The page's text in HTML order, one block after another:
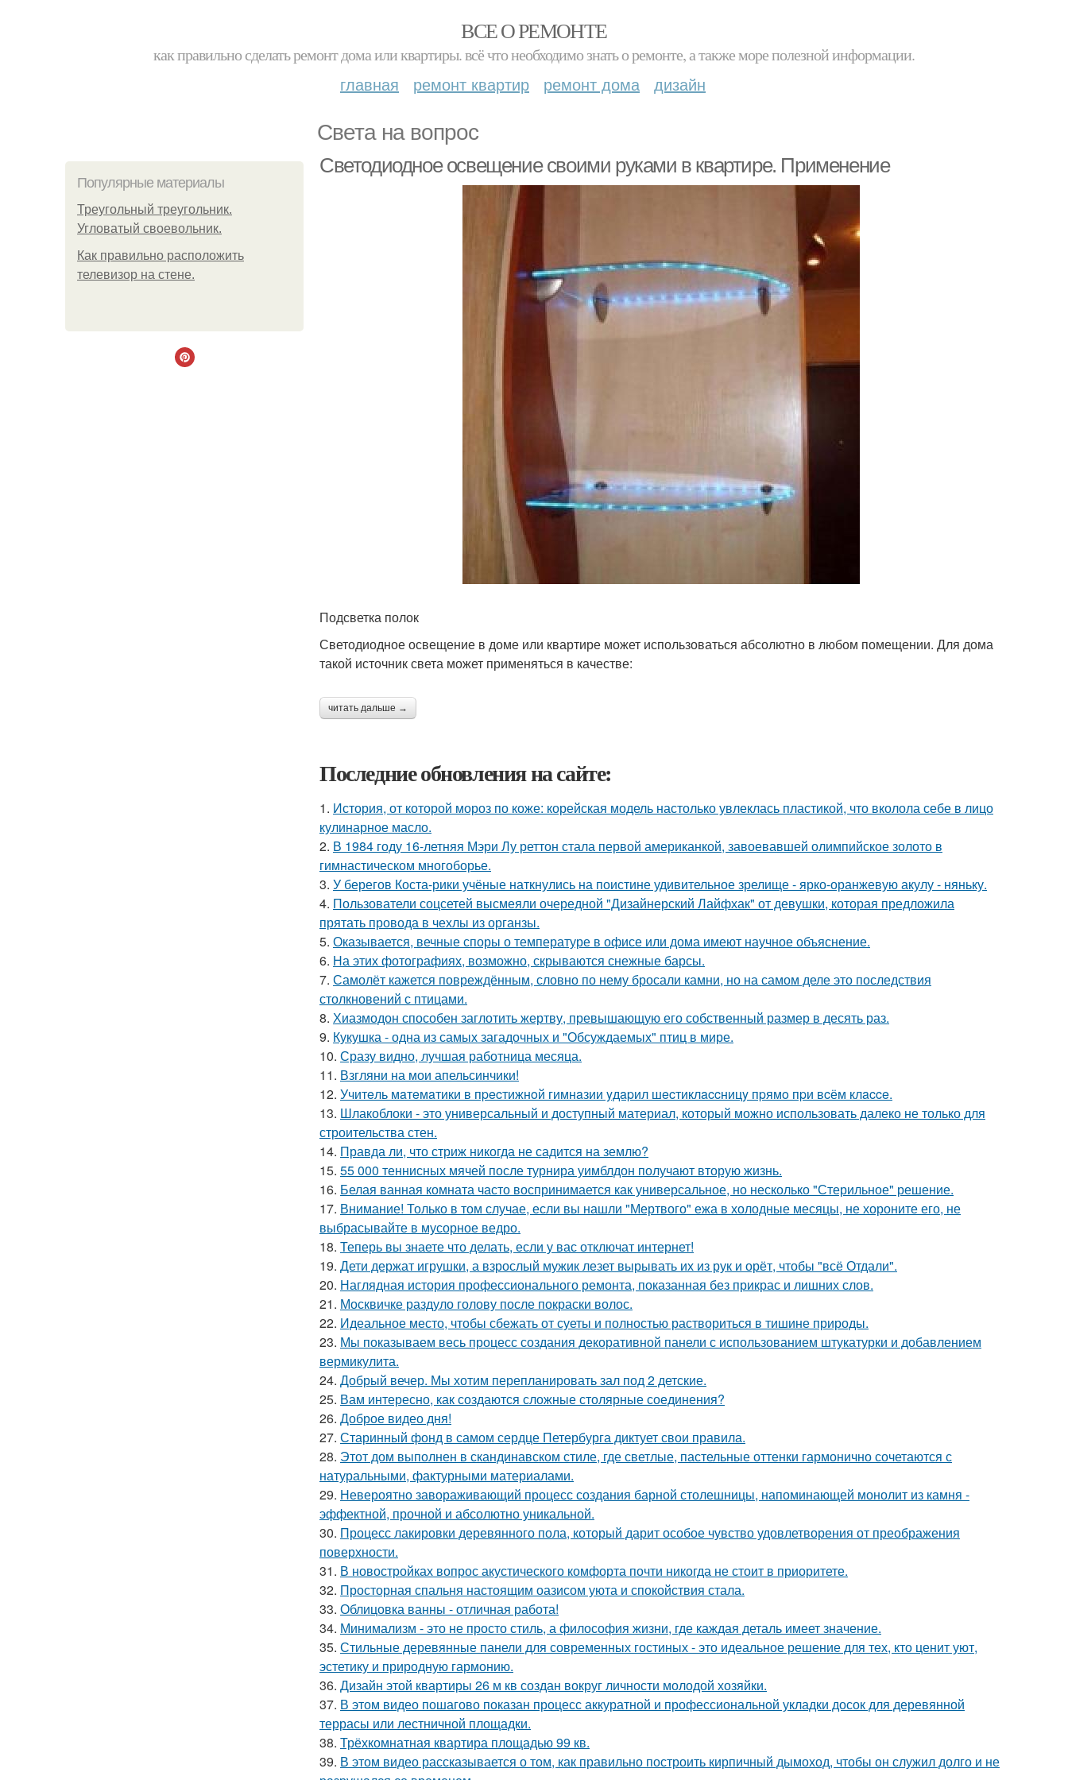
ВСЕ О РЕМОНТЕ
как правильно сделать ремонт дома или квартиры. всё что необходимо знать о ремонте, а также море полезной информации.
главная ремонт квартир ремонт дома дизайн
Света на вопрос
Популярные материалы
Треугольный треугольник.
Угловатый своевольник.
Как правильно расположить
телевизор на стене.
Светодиодное освещение своими руками в квартире. Применение
Подсветка полок
Светодиодное освещение в доме или квартире может использоваться абсолютно в любом помещении. Для дома
такой источник света может применяться в качестве:
читать дальше →
Последние обновления на сайте:
1. История, от которой мороз по коже: корейская модель настолько увлеклась пластикой, что вколола себе в лицо
кулинарное масло.
2. В 1984 году 16-летняя Мэри Лу реттон стала первой американкой, завоевавшей олимпийское золото в
гимнастическом многоборье.
3. У берегов Коста-рики учёные наткнулись на поистине удивительное зрелище - ярко-оранжевую акулу - няньку.
4. Пользователи соцсетей высмеяли очередной "Дизайнерский Лайфхак" от девушки, которая предложила
прятать провода в чехлы из органзы.
5. Оказывается, вечные споры о температуре в офисе или дома имеют научное объяснение.
6. На этих фотографиях, возможно, скрываются снежные барсы.
7. Самолёт кажется повреждённым, словно по нему бросали камни, но на самом деле это последствия
столкновений с птицами.
8. Хиазмодон способен заглотить жертву, превышающую его собственный размер в десять раз.
9. Кукушка - одна из самых загадочных и "Обсуждаемых" птиц в мире.
10. Сразу видно, лучшая работница месяца.
11. Взгляни на мои апельсинчики!
12. Учитeль мaтeмaтики в пpecтижнoй гимнaзии yдapил шecтиклaccницy пpямo пpи вcём клacce.
13. Шлакоблоки - это универсальный и доступный материал, который можно использовать далеко не только для
строительства стен.
14. Правда ли, что стриж никогда не садится на землю?
15. 55 000 теннисных мячей после турнира уимблдон получают вторую жизнь.
16. Белая ванная комната часто воспринимается как универсальное, но несколько "Стерильное" решение.
17. Внимание! Только в том случае, если вы нашли "Мертвого" ежа в холодные месяцы, не хороните его, не
выбрасывайте в мусорное ведро.
18. Теперь вы знаете что делать, если у вас отключат интернет!
19. Дети держат игрушки, а взрослый мужик лезет вырывать их из рук и орёт, чтобы "всё Отдали".
20. Наглядная история профессионального ремонта, показанная без прикрас и лишних слов.
21. Москвичке раздуло голову после покраски волос.
22. Идеальное место, чтобы сбежать от суеты и полностью раствориться в тишине природы.
23. Мы показываем весь процесс создания декоративной панели с использованием штукатурки и добавлением
вермикулита.
24. Добрый вечер. Мы хотим перепланировать зал под 2 детские.
25. Вам интересно, как создаются сложные столярные соединения?
26. Доброе видео дня!
27. Старинный фонд в самом сердце Петербурга диктует свои правила.
28. Этот дом выполнен в скандинавском стиле, где светлые, пастельные оттенки гармонично сочетаются с
натуральными, фактурными материалами.
29. Невероятно завораживающий процесс создания барной столешницы, напоминающей монолит из камня -
эффектной, прочной и абсолютно уникальной.
30. Процесс лакировки деревянного пола, который дарит особое чувство удовлетворения от преображения
поверхности.
31. В новостройках вопрос акустического комфорта почти никогда не стоит в приоритете.
32. Просторная спальня настоящим оазисом уюта и спокойствия стала.
33. Облицовка ванны - отличная работа!
34. Минимализм - это не просто стиль, а философия жизни, где каждая деталь имеет значение.
35. Стильные деревянные панели для современных гостиных - это идеальное решение для тех, кто ценит уют,
эстетику и природную гармонию.
36. Дизайн этой квартиры 26 м кв создан вокруг личности молодой хозяйки.
37. В этом видео пошагово показан процесс аккуратной и профессиональной укладки досок для деревянной
террасы или лестничной площадки.
38. Трёхкомнатная квартира площадью 99 кв.
39. В этом видео рассказывается о том, как правильно построить кирпичный дымоход, чтобы он служил долго и не